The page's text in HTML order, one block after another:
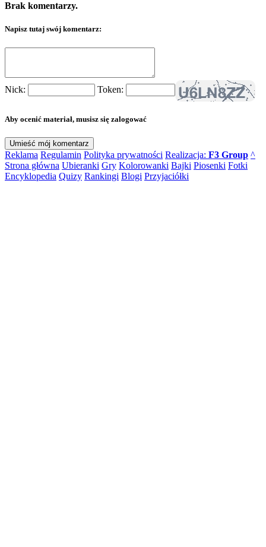
Brak komentarzy.
Napisz tutaj swój komentarz:
Nick: Token:
Aby ocenić materiał, musisz się zalogować
Reklama Regulamin Polityka prywatności Realizacja: F3 Group ^
Strona główna Ubieranki Gry Kolorowanki Bajki Piosenki Fotki
Encyklopedia Quizy Rankingi Blogi Przyjaciółki